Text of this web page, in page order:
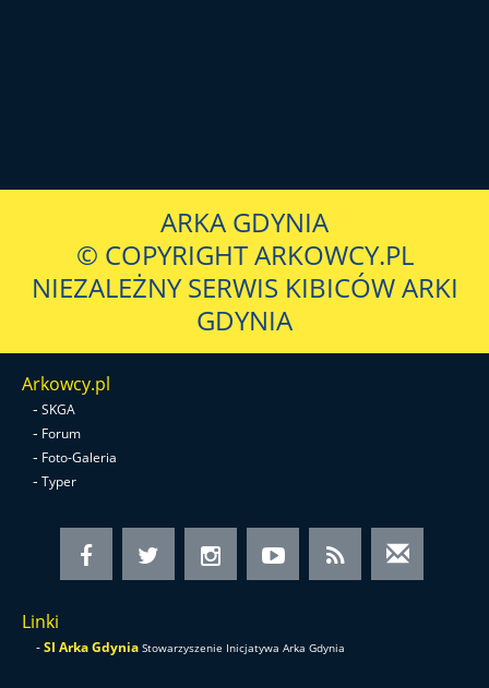
ARKA GDYNIA
© COPYRIGHT ARKOWCY.PL
NIEZALEŻNY SERWIS KIBICÓW ARKI
GDYNIA
Arkowcy.pl
- SKGA
- Forum
- Foto-Galeria
- Typer
Linki
-SI Arka Gdynia Stowarzyszenie Inicjatywa Arka Gdynia